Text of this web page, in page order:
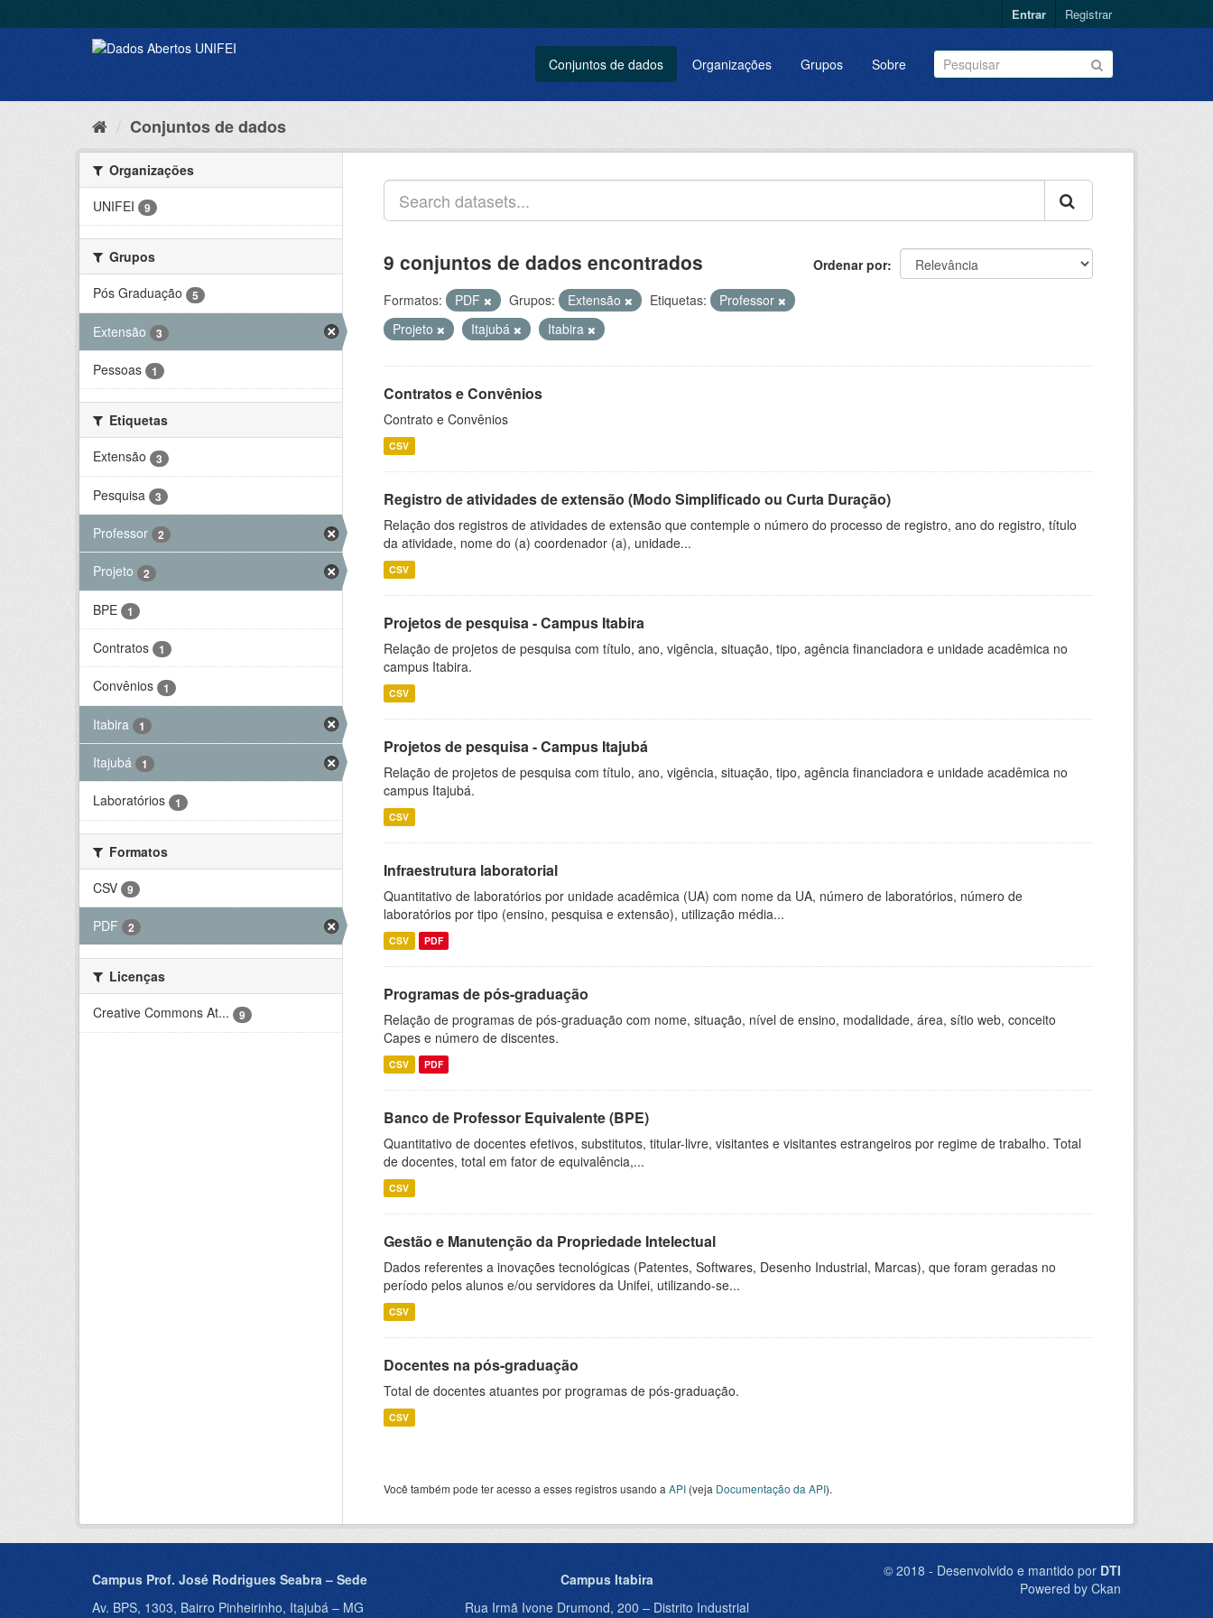
Entrar Registrar
Conjuntos de dados Organizações Grupos Sobre
Conjuntos de dados
Organizações
UNIFEI
9
Grupos
Pós Graduação
5
Extensão 3
Pessoas 1
Etiquetas
Extensão
3
Pesquisa 3
Professor 2
Projeto 2
BPE 1
Contratos 1
Convênios 1
Itabira 1
Itajubá 1
Laboratórios 1
Formatos
CSV
9
PDF 2
Licenças
Creative Commons At...
9
Ordenar por
9 conjuntos de dados encontrados
Formatos: PDF Grupos: Extensão Etiquetas:
Professor
Projeto
Itajubá Itabira
Contratos e Convênios
Contrato e Convênios
CSV
Registro de atividades de extensão (Modo Simplificado ou Curta Duração)
Relação dos registros de atividades de extensão que contemple o número do processo de registro, ano do registro, título
da atividade, nome do (a) coordenador (a), unidade...
CSV
Projetos de pesquisa - Campus Itabira
Relação de projetos de pesquisa com título, ano, vigência, situação, tipo, agência financiadora e unidade acadêmica no
campus Itabira.
CSV
Projetos de pesquisa - Campus Itajubá
Relação de projetos de pesquisa com título, ano, vigência, situação, tipo, agência financiadora e unidade acadêmica no
campus Itajubá.
CSV
Infraestrutura laboratorial
Quantitativo de laboratórios por unidade acadêmica (UA) com nome da UA, número de laboratórios, número de
laboratórios por tipo (ensino, pesquisa e extensão), utilização média...
CSV PDF
Programas de pós-graduação
Relação de programas de pós-graduação com nome, situação, nível de ensino, modalidade, área, sítio web, conceito
Capes e número de discentes.
CSV PDF
Banco de Professor Equivalente (BPE)
Quantitativo de docentes efetivos, substitutos, titular-livre, visitantes e visitantes estrangeiros por regime de trabalho. Total
de docentes, total em fator de equivalência,...
CSV
Gestão e Manutenção da Propriedade Intelectual
Dados referentes a inovações tecnológicas (Patentes, Softwares, Desenho Industrial, Marcas), que foram geradas no
período pelos alunos e/ou servidores da Unifei, utilizando-se...
CSV
Docentes na pós-graduação
Total de docentes atuantes por programas de pós-graduação.
CSV
Você também pode ter acesso a esses registros usando a API (veja Documentação da API).
Campus Prof. José Rodrigues Seabra – Sede
Av. BPS, 1303, Bairro Pinheirinho, Itajubá – MG
Campus Itabira
Rua Irmã Ivone Drumond, 200 – Distrito Industrial
© 2018 - Desenvolvido e mantido por DTI
Powered by Ckan